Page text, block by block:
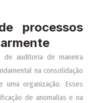
processos
de auditoria de maneira
na consolidação
uma organização. Esses
de anomalias e na